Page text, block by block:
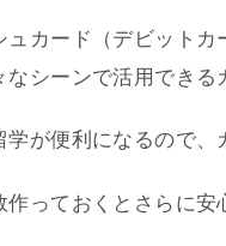
ュカード（デビット
シーンで活用できる
学が便利になるので、
っておくとさらに安